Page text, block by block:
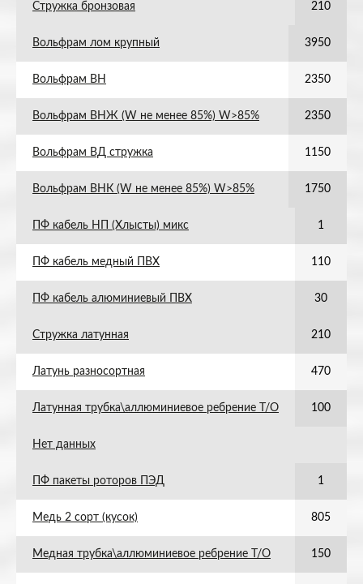
Стружка бронзовая 210
Вольфрам лом крупный 3950
Вольфрам ВН 2350
Вольфрам ВНЖ (W не менее 85%) W>85% 2350
Вольфрам ВД стружка 1150
Вольфрам ВНК (W не менее 85%) W>85% 1750
ПФ кабель НП (Хлысты) микс 1
ПФ кабель медный ПВХ 110
ПФ кабель алюминиевый ПВХ 30
Стружка латунная 210
Латунь разносортная 470
Латунная трубка\аллюминиевое ребрение Т/О 100
Нет данных
ПФ пакеты роторов ПЭД 1
Медь 2 сорт (кусок) 805
Медная трубка\аллюминиевое ребрение Т/О 150